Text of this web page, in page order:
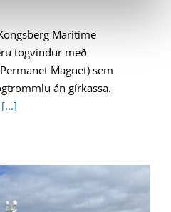
Maritime
togvindur með
Magnet) sem
án gírkassa.
[...]